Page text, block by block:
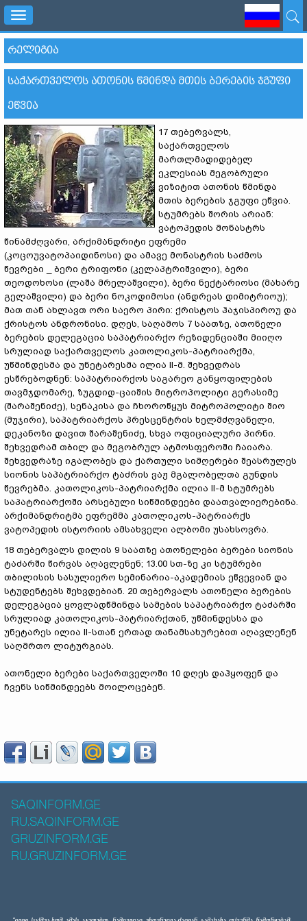
Toggle
navigation
ᲠᲔᲚᲘᲒᲘᲐ
ᲡᲐᲥᲐᲠᲗᲕᲔᲚᲝᲡ ᲐᲗᲝᲜᲘᲡ ᲬᲛᲘᲜᲓᲐ ᲛᲗᲘᲡ ᲑᲔᲠᲔᲑᲘᲡ ᲯᲒᲣᲤᲘ
ᲔᲬᲕᲘᲐ
17 თებერვალს,
საქართველოს
მართლმადიდებელ
ეკლესიას მეგობრული
ვიზიტით ათონის წმინდა
მთის ბერების ჯგუფი ეწვია.
სტუმრებს შორის არიან:
ვატოპედის მონასტრს
წინამძღვარი, არქიმანდრიტი ეფრემი
(კოცოუვატოპაიდინოსი) და ამავე მონასტრის საძმოს
წევრები _ ბერი ტრიფონი (კელაპტრიშვილი), ბერი
თეოდოხოსი (ლაშა მრელაშვილი), ბერი ნექტარიოსი (მახარე
გელაშვილი) და ბერი ნოკოდიმოსი (ანდრეას დიმიტრიოუ);
მათ თან ახლავთ ორი საერო პირი: ქრისტოს ჰაჯისპიროუ და
ქრისტოს ანდრონისი. დღეს, საღამოს 7 საათზე, ათონელი
ბერების დელეგაცია საპატრიარქო რეზიდენციაში მიიღო
სრულიად საქართველოს კათოლიკოს-პატრიარქმა,
უწმინდესმა და უნეტარესმა ილია II-მ. შეხვედრას
ესწრებოდნენ: საპატრიარქოს საგარეო განყოფილების
თავმჯდომარე, ზუგდიდ-ცაიშის მიტროპოლიტი გერასიმე
(შარაშენიძე), სენაკისა და ჩხოროწყუს მიტროპოლიტი შიო
(მუჯირი), საპატრიარქოს პრესცენტრის ხელმძღვანელი,
დეკანოზი დავით შარაშენიძე, სხვა ოფიციალური პირნი.
შეხვედრამ თბილ და მეგობრულ ატმოსფეროში ჩაიარა.
შეხვედრაზე იგალობეს და ქართული სიმღერები შეასრულეს
სიონის საპატრიარქო ტაძრის ვაჟ მგალობელთა გუნდის
წევრებმა. კათოლიკოს-პატრიარქმა ილია II-მ სტუმრებს
საპატრიარქოში არსებული სიწმინდეები დაათვალიერებინა.
არქიმანდრიტმა ეფრემმა კათოლიკოს-პატრიარქს
ვატოპედის ისტორიის ამსახველი ალბომი უსახსოვრა.
18 თებერვალს დილის 9 საათზე ათონელები ბერები სიონის
ტაძარში წირვას აღავლენენ; 13.00 სთ-ზე კი სტუმრები
თბილისის სასულიერო სემინარია-აკადემიას ეწვევიან და
სტუდენტებს შეხვდებიან. 20 თებერვალს ათონელი ბერების
დელეგაცია ყოვლადწმინდა სამების საპატრიარქო ტაძარში
სრულიად კათოლიკოს-პატრიარქთან, უწმინდესსა და
უნეტარეს ილია II-სთან ერთად თანამსახურებით აღავლენენ
საღმრთო ლიტურგიას.
ათონელი ბერები საქართველოში 10 დღეს დაჰყოფენ და
ჩვენს სიწმინდეებს მოილოცებენ.
SAQINFORM.GE
RU.SAQINFORM.GE
GRUZINFORM.GE
RU.GRUZINFORM.GE